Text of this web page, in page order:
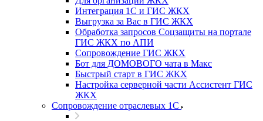
Интеграция 1С и ГИС ЖКХ
Выгрузка за Вас в ГИС ЖКХ
Обработка запросов Соцзащиты на портале
ГИС ЖКХ по АПИ
Сопровождение ГИС ЖКХ
Бот для ДОМОВОГО чата в Макс
Быстрый старт в ГИС ЖКХ
Настройка серверной части Ассистент ГИС
ЖКХ
Сопровождение отраслевых 1С